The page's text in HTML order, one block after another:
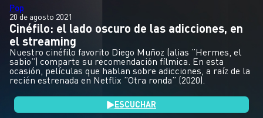
Pop
20 de agosto 2021
Cinéfilo: el lado oscuro de las adicciones, en
el streaming
Nuestro cinéfilo favorito Diego Muñoz (alias ”Hermes, el
sabio”) comparte su recomendación fílmica. En esta
ocasión, películas que hablan sobre adicciones, a raíz de la
recién estrenada en Netflix ”Otra ronda” (2020).
ESCUCHAR